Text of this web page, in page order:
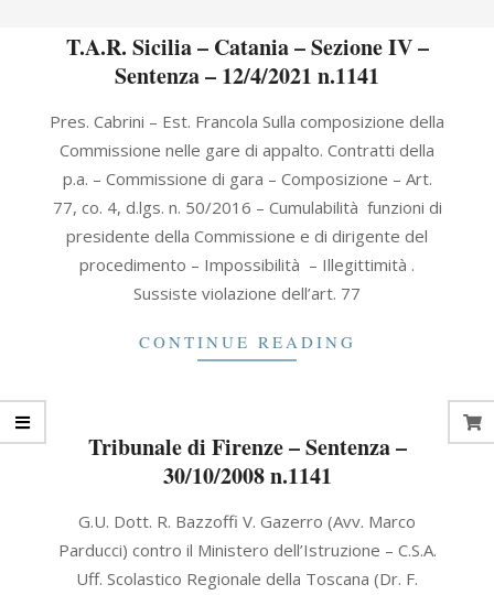
T.A.R. Sicilia – Catania – Sezione IV –
Sentenza – 12/4/2021 n.1141
04-
12
Pres. Cabrini – Est. Francola Sulla composizione della
Commissione nelle gare di appalto. Contratti della
p.a. – Commissione di gara – Composizione – Art.
77, co. 4, d.lgs. n. 50/2016 – Cumulabilità funzioni di
presidente della Commissione e di dirigente del
procedimento – Impossibilità – Illegittimità .
Sussiste violazione dell’art. 77
CONTINUE READING
Tribunale di Firenze – Sentenza –
30/10/2008 n.1141
30
G.U. Dott. R. Bazzoffi V. Gazerro (Avv. Marco
Parducci) contro il Ministero dell’Istruzione – C.S.A.
Uff. Scolastico Regionale della Toscana (Dr. F.